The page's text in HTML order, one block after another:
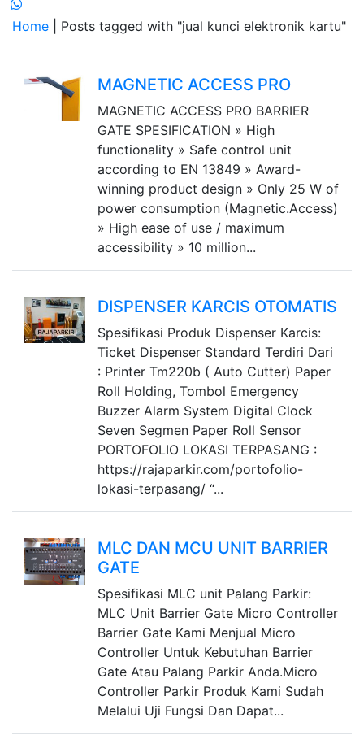
Home | Posts tagged with "jual kunci elektronik kartu"
MAGNETIC ACCESS PRO
MAGNETIC ACCESS PRO BARRIER
GATE SPESIFICATION » High
functionality » Safe control unit
according to EN 13849 » Award-
winning product design » Only 25 W of
power consumption (Magnetic.Access)
» High ease of use / maximum
accessibility » 10 million...
DISPENSER KARCIS OTOMATIS
Spesifikasi Produk Dispenser Karcis:
Ticket Dispenser Standard Terdiri Dari
: Printer Tm220b ( Auto Cutter) Paper
Roll Holding, Tombol Emergency
Buzzer Alarm System Digital Clock
Seven Segmen Paper Roll Sensor
PORTOFOLIO LOKASI TERPASANG :
https://rajaparkir.com/portofolio-
lokasi-terpasang/ “...
MLC DAN MCU UNIT BARRIER
GATE
Spesifikasi MLC unit Palang Parkir:
MLC Unit Barrier Gate Micro Controller
Barrier Gate Kami Menjual Micro
Controller Untuk Kebutuhan Barrier
Gate Atau Palang Parkir Anda.Micro
Controller Parkir Produk Kami Sudah
Melalui Uji Fungsi Dan Dapat...